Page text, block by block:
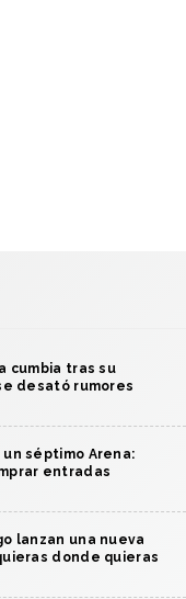
cumbia tras su
desató rumores
un séptimo Arena:
entradas
lanzan una nueva
donde quieras